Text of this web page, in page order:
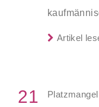
auf die
Artikel
21